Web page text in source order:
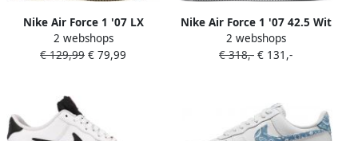
Nike Air Force 1 '07 LX
'Coconut Milk Lemon Wash'
( 's) DO9456-100 beige lage
2 webshops
€ 129,99 € 79,99
Nike Air Force 1 '07 42.5 Wit
Barley
2 webshops
€ 318,- € 131,-